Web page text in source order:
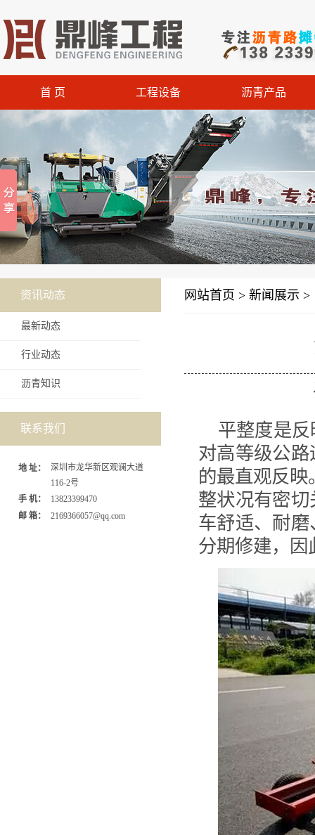
首 页 工程设备 沥青产品
资讯动态
最新动态
行业动态
沥青知识
联系我们
地 址：
深圳市龙华新区观澜大道
116-2号
手 机：
13823399470
邮 箱：
2169366057@qq.com
网站首页 > 新闻展示 >
平整度是
对高等级公
的最直观反
整状况有密
车舒适、耐
分期修建，因